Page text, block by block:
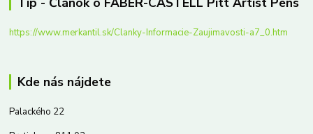
https://www.merkantil.sk/Clanky-Informacie-Zaujimavosti-a7_0.htm
Kde nás nájdete
Palackého 22